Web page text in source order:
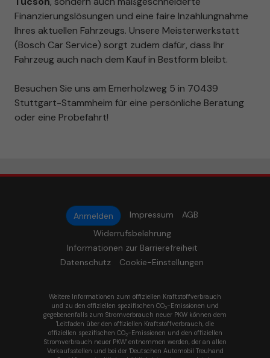
Finanzierungslösungen und eine faire Inzahlungnahme
Ihres aktuellen Fahrzeugs. Unsere Meisterwerkstatt
(Bosch Car Service) sorgt zudem dafür, dass Ihr
Fahrzeug auch nach dem Kauf in Bestform bleibt.
Besuchen Sie uns am Emerholzweg 5 in 70439
Stuttgart-Stammheim für eine persönliche Beratung
oder eine Probefahrt!
Anmelden Impressum
AGB
Widerrufsbelehrung
Informationen zur Barrierefreiheit
Datenschutz
Cookie-Einstellungen
Weitere Informationen zum offiziellen Kraftstoffverbrauch
und zu den offiziellen spezifischen CO2-Emissionen und
gegebenenfalls zum Stromverbrauch neuer PKW können dem
'Leitfaden über den offiziellen Kraftstoffverbrauch, die
offiziellen spezifischen CO2-Emissionen und den offiziellen
Stromverbrauch neuer PKW' entnommen werden, der an allen
Verkaufsstellen und bei der 'Deutschen Automobil Treuhand